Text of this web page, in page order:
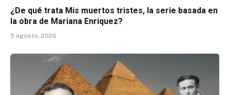
¿De qué trata Mis muertos tristes, la serie basada en
la obra de Mariana Enriquez?
5 agosto, 2026